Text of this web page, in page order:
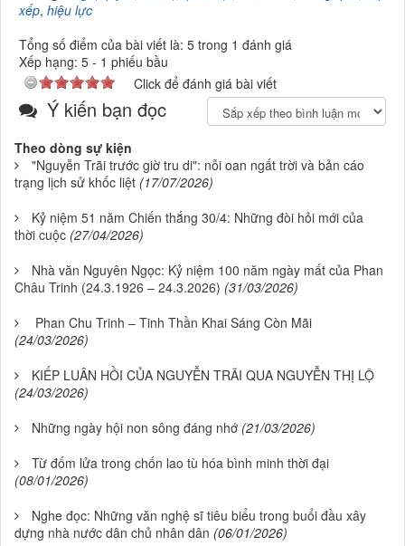
xếp, hiệu lực
Tổng số điểm của bài viết là: 5 trong 1 đánh giá
Xếp hạng: 5 - 1 phiếu bầu
Click để đánh giá bài viết
Ý kiến bạn đọc
Theo dòng sự kiện
"Nguyễn Trãi trước giờ tru di": nỗi oan ngất trời và bản cáo
trạng lịch sử khốc liệt (17/07/2026)
Kỷ niệm 51 năm Chiến thắng 30/4: Những đòi hỏi mới của
thời cuộc (27/04/2026)
Nhà văn Nguyên Ngọc: Kỷ niệm 100 năm ngày mất của Phan
Châu Trinh (24.3.1926 – 24.3.2026) (31/03/2026)
Phan Chu Trinh – Tinh Thần Khai Sáng Còn Mãi
(24/03/2026)
KIẾP LUÂN HỒI CỦA NGUYỄN TRÃI QUA NGUYỄN THỊ LỘ
(24/03/2026)
Những ngày hội non sông đáng nhớ (21/03/2026)
Từ đốm lửa trong chốn lao tù hóa bình minh thời đại
(08/01/2026)
Nghe đọc: Những văn nghệ sĩ tiêu biểu trong buổi đầu xây
dựng nhà nước dân chủ nhân dân (06/01/2026)